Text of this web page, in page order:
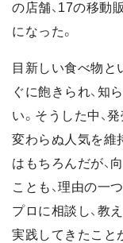
の店舗、17の移動
になった。
目新しい食べ物と
ぐに飽きられ、知
い。そうした中、
変わらぬ人気を維
はもちろんだが、
ことも、理由の一
プロに相談し、教
実践してきたこと